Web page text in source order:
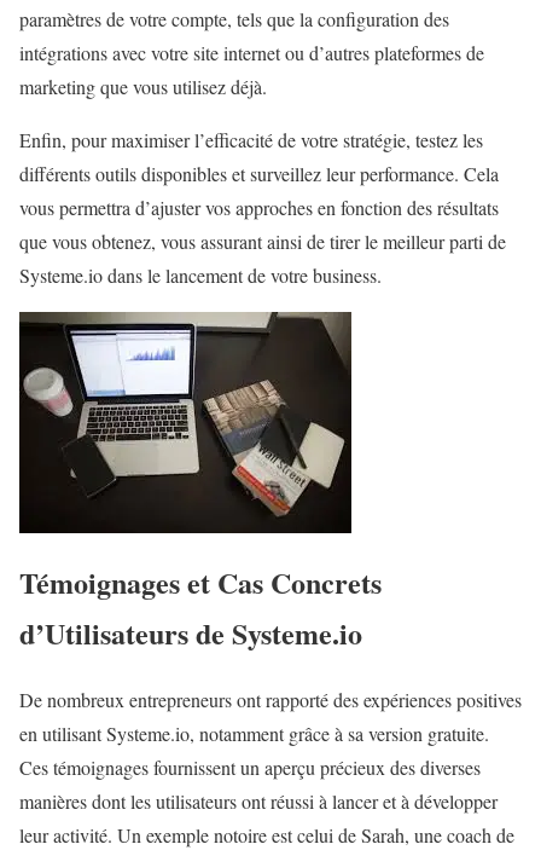
paramètres de votre compte, tels que la configuration des
intégrations avec votre site internet ou d’autres plateformes de
marketing que vous utilisez déjà.
Enfin, pour maximiser l’efficacité de votre stratégie, testez les
différents outils disponibles et surveillez leur performance. Cela
vous permettra d’ajuster vos approches en fonction des résultats
que vous obtenez, vous assurant ainsi de tirer le meilleur parti de
Systeme.io dans le lancement de votre business.
Témoignages et Cas Concrets
d’Utilisateurs de Systeme.io
De nombreux entrepreneurs ont rapporté des expériences positives
en utilisant Systeme.io, notamment grâce à sa version gratuite.
Ces témoignages fournissent un aperçu précieux des diverses
manières dont les utilisateurs ont réussi à lancer et à développer
leur activité. Un exemple notoire est celui de Sarah, une coach de